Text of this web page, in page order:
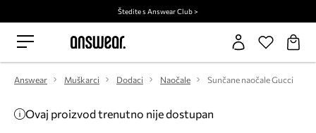
Štedite s Answear Club >
Answear Muškarci Dodaci Naočale Sunčane naočale Gucci
Ovaj proizvod trenutno nije dostupan